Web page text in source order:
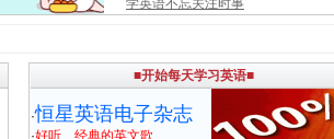
学英语不忘关注时事
■开始每天学习英语■
·恒星英语电子杂志
·好听、经典的英文歌